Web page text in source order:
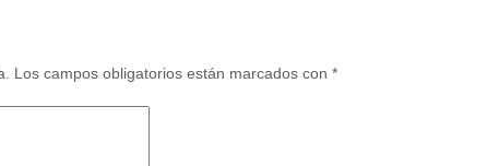
Los campos obligatorios están marcados con *